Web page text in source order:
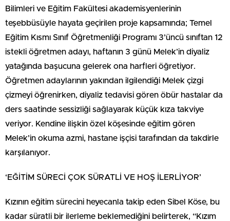
Bilimleri ve Eğitim Fakültesi akademisyenlerinin
teşebbüsüyle hayata geçirilen proje kapsamında; Temel
Eğitim Kısmı Sınıf Öğretmenliği Programı 3’üncü sınıftan 12
istekli öğretmen adayı, haftanın 3 günü Melek’in diyaliz
yatağında başucuna gelerek ona harfleri öğretiyor.
Öğretmen adaylarının yakından ilgilendiği Melek çizgi
çizmeyi öğrenirken, diyaliz tedavisi gören öbür hastalar da
ders saatinde sessizliği sağlayarak küçük kıza takviye
veriyor. Kendine ilişkin özel köşesinde eğitim gören
Melek’in okuma azmi, hastane işçisi tarafından da takdirle
karşılanıyor.
‘EĞİTİM SÜRECİ ÇOK SÜRATLİ VE HOŞ İLERLİYOR’
Kızının eğitim sürecini heyecanla takip eden Sibel Köse, bu
kadar süratli bir ilerleme beklemediğini belirterek, “Kızım